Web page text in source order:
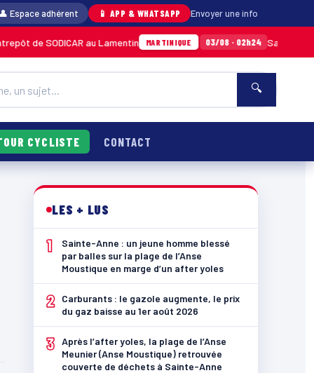
Espace adhérent 📱 APP & WHATSAPP Envoyer une info
au Lamentin MARTINIQUE 03/08 · 02h24 Sainte-Anne : un
🔍
CYCLISTE CONTACT
LES + LUS
1
Sainte-Anne : un jeune homme blessé
par balles sur la plage de l’Anse
Moustique en marge d’un after yoles
2
Carburants : le gazole augmente, le prix
du gaz baisse au 1er août 2026
3 Après l’after yoles, la plage de l’Anse
Meunier (Anse Moustique) retrouvée
couverte de déchets à Sainte-Anne